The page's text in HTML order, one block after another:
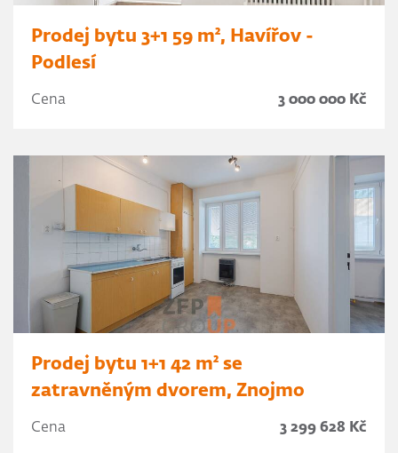
Prodej bytu 3+1 59 m², Havířov -
Podlesí
Cena 3 000 000 Kč
Prodej bytu 1+1 42 m² se
zatravněným dvorem, Znojmo
Cena 3 299 628 Kč